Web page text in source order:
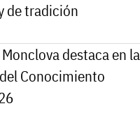
de tradición
destaca en la
Conocimiento